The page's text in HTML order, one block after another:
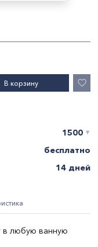
в любую ванную
В корзину
1500 〒
бесплатно
14 дней